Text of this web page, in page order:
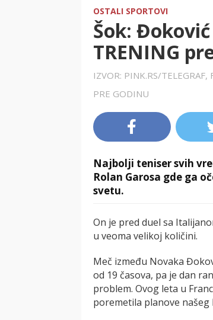
OSTALI SPORTOVI
Šok:
TRENING
IZVOR: PINK.RS/TELEGRAF,
PRE GODINU
Najbolji teniser svih
Rolan Garosa gde ga
svetu.
On je pred duel sa
u veoma velikoj količini.
Meč između Novaka
od 19 časova, pa je dan
problem. Ovog leta u
poremetila planove našeg